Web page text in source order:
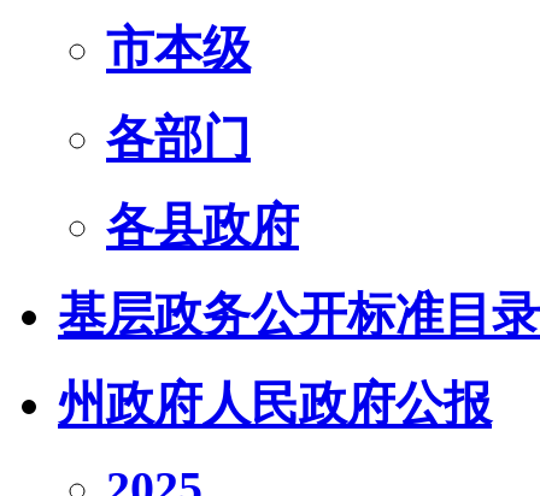
市本级
各部门
各县政府
基层政务公开标准目录
州政府人民政府公报